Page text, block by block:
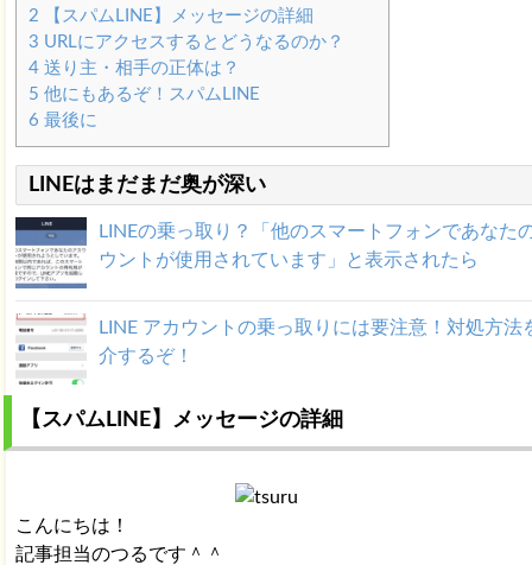
2 【スパムLINE】メッセージの詳細
3 URLにアクセスするとどうなるのか？
4送り主・相手の正体は？
5 他にもあるぞ！スパムLINE
6 最後に
LINEはまだまだ奥が深い
LINEの乗っ取り？「他のスマートフォンであなた
ウントが使用されています」と表示されたら
LINE アカウントの乗っ取りには要注意！対処方法
介するぞ！
LINE 94251や5389は登録してはいけないID！追加
とどうなる？
LINE アカウントが乗っ取られた時の対処法まとめ
【スパムLINE】メッセージの詳細
こんにちは！
記事担当のつるです＾＾